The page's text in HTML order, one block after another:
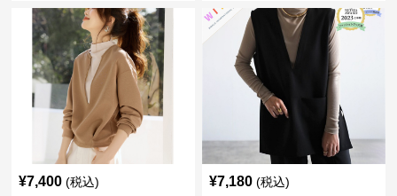
¥7,400 (税込) ¥7,180 (税込)